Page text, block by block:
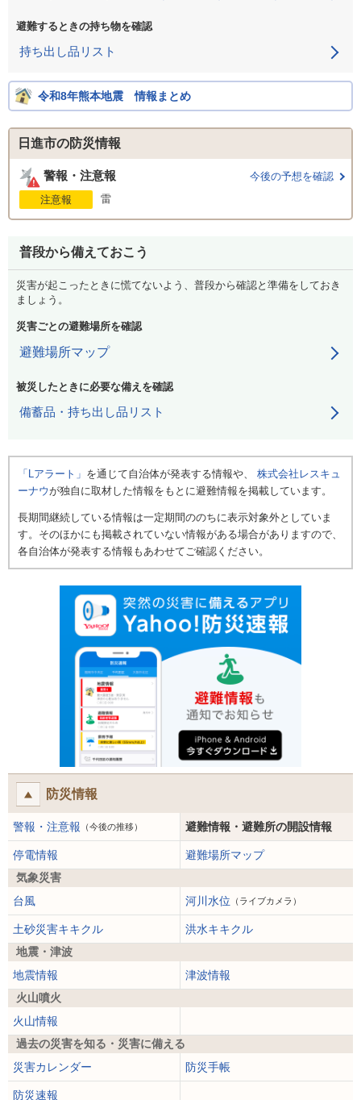
避難するときの持ち物を確認
持ち出し品リスト
令和8年熊本地震 情報まとめ
日進市の防災情報
警報・注意報
今後の予想を確認
注意報
雷
普段から備えておこう
災害が起こったときに慌てないよう、普段から確認と準備をしておき
ましょう。
災害ごとの避難場所を確認
避難場所マップ
被災したときに必要な備えを確認
備蓄品・持ち出し品リスト
「Lアラート」 を通じて自治体が発表する情報や、 株式会社レスキュ
ーナウが独自に取材した情報をもとに避難情報を掲載しています。
長期間継続している情報は一定期間ののちに表示対象外としていま
す。そのほかにも掲載されていない情報がある場合がありますので、
各自治体が発表する情報もあわせてご確認ください。
防災情報
警報・注意報 （今後の推移） 避難情報・避難所の開設情報
停電情報
避難場所マップ
気象災害
台風
河川水位 （ライブカメラ）
土砂災害キキクル
洪水キキクル
地震・津波
地震情報
津波情報
火山噴火
火山情報
過去の災害を知る・災害に備える
災害カレンダー
防災手帳
防災速報